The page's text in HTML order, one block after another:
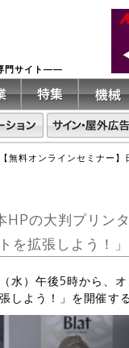
門サイト――
【無料オンラインセミナー
HPの大判プリ
を拡張しよう！
水）午後5時から、
よう！」を開催する